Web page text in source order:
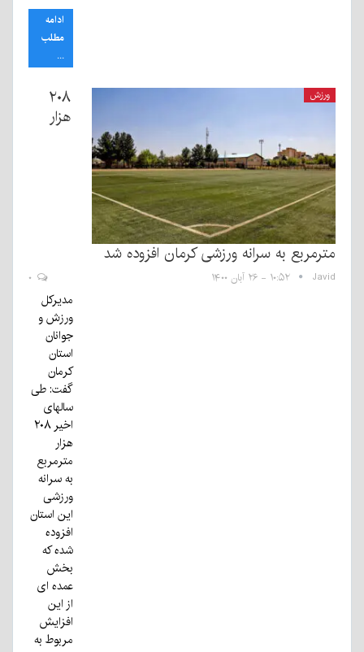
ادامه
مطلب
...
ورزش
۲۰۸
هزار
مترمربع به سرانه ورزشی‌ کرمان افزوده شد
Javid ۱۰:۵۲ - ۲۶ آبان ۱۴۰۰
مدیرکل
ورزش و
جوانان
استان
کرمان
گفت: طی
سالهای
اخیر ۲۰۸
هزار
مترمربع
به سرانه
ورزشی‌
این استان
افزوده
شده که
بخش
عمده ای
از این
افزایش
مربوط به